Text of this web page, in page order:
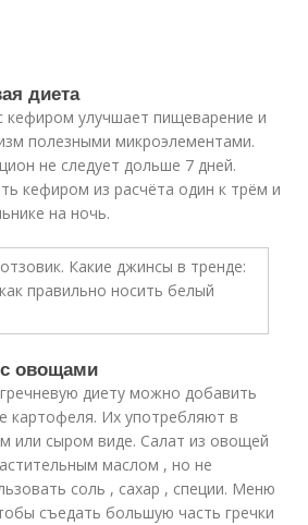
диета
кефиром улучшает пищеварение и
полезными микроэлементами.
не следует дольше 7 дней.
кефиром из расчёта один к трём и
на ночь.
с овощами
диету можно добавить
Их употребляют в
или сыром виде. Салат из овощей
маслом , но не
соль , сахар , специи. Меню
съедать большую часть гречки